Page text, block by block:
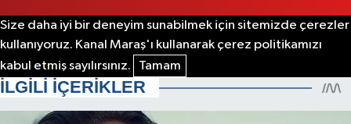
Size daha iyi bir deneyim sunabilmek için sitemizde çerezler
kullanıyoruz. Kanal Maraş'ı kullanarak çerez politikamızı
kabul etmiş sayılırsınız.
Tamam